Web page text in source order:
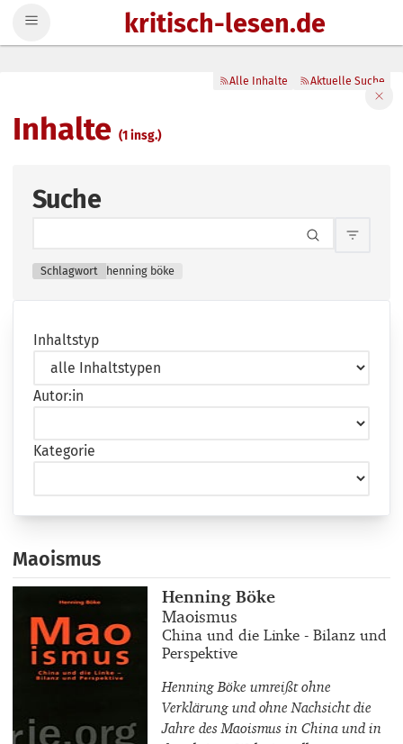
kritisch-lesen.de
Inhalte(1 insg.)
Alle Inhalte Aktuelle Suche
Suche
Schlagwort henning böke
Inhaltstyp
Autor:in
Kategorie
Maoismus
Buchautor_innen
Henning Böke
Buchtitel
Maoismus
Buchuntertitel
China und die Linke - Bilanz und
Perspektive
Henning Böke umreißt ohne
Verklärung und ohne Nachsicht die
Jahre des Maoismus in China und in